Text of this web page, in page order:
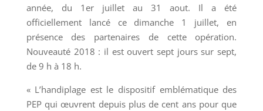
année, du 1er juillet au 31 aout. Il a été
officiellement lancé ce dimanche 1 juillet, en
présence des partenaires de cette opération.
Nouveauté 2018 : il est ouvert sept jours sur sept,
de 9 h à 18 h.
« L’handiplage est le dispositif emblématique des
PEP qui œuvrent depuis plus de cent ans pour que